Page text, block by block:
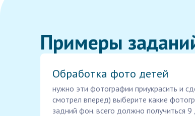
Примеры
Обработка фото детей
нужно эти фотографии приукрасить и
смотрел вперед) выберите какие
задний фон. всего должно получиться 9